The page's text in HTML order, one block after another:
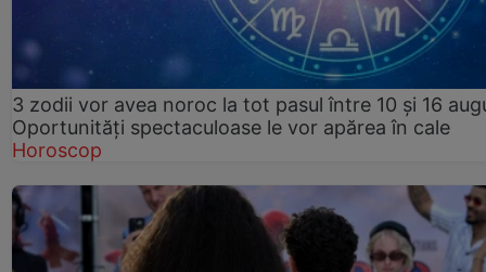
3 zodii vor avea noroc la tot pasul între 10 și 16
Oportunități spectaculoase le vor apărea în cale
Horoscop